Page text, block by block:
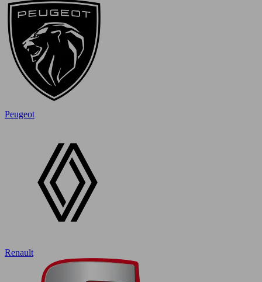
Peugeot
Renault